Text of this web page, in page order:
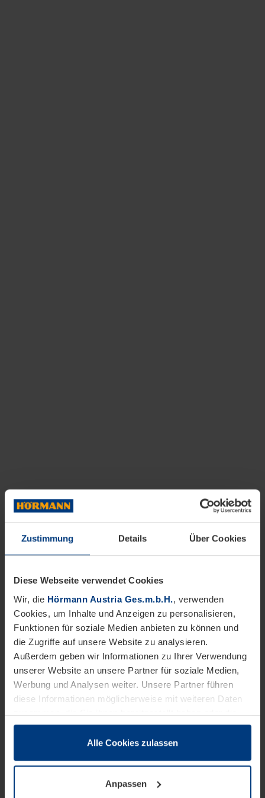
Zustimmung Details Über Cookies
Diese Webseite verwendet Cookies
Wir, die Hörmann Austria Ges.m.b.H., verwenden
Cookies, um Inhalte und Anzeigen zu personalisieren,
Funktionen für soziale Medien anbieten zu können und
die Zugriffe auf unsere Website zu analysieren.
Außerdem geben wir Informationen zu Ihrer Verwendung
unserer Website an unsere Partner für soziale Medien,
Werbung und Analysen weiter. Unsere Partner führen
diese Informationen möglicherweise mit weiteren Daten
zusammen, die Sie ihnen bereitgestellt haben oder die
sie im Rahmen Ihrer Nutzung der Dienste gesammelt
wenn diese für den Betrieb dieser Seite unbedingt
notwendig sind. Für alle anderen Cookie-Typen benötigen
Alle Cookies zulassen
Anpassen